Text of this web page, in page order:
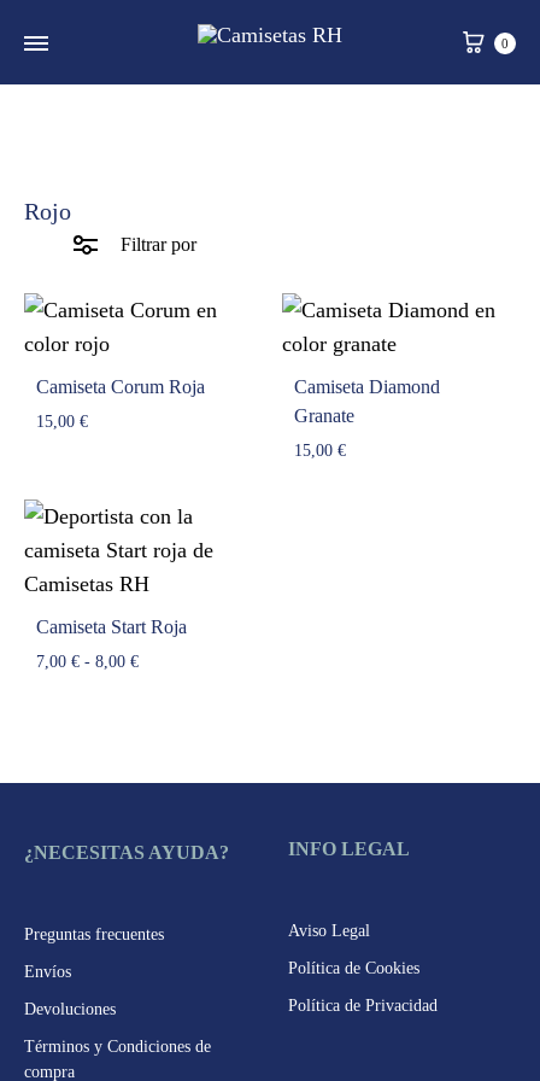
0
Rojo
Filtrar por
Camiseta Corum Roja
15,00 €
Camiseta Diamond
Granate
15,00 €
Camiseta Start Roja
7,00 € - 8,00 €Rango
hasta
¿NECESITAS AYUDA?
Preguntas frecuentes
Envíos
Devoluciones
Términos y Condiciones de
compra
INFO LEGAL
Aviso Legal
Política de Cookies
Política de Privacidad